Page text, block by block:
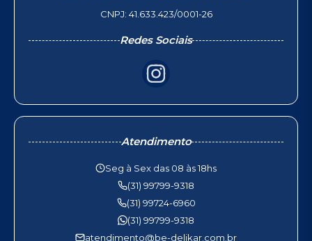
CNPJ: 41.633.423/0001-26
Redes Sociais
Atendimento
Seg à Sex das 08 às 18hs
(31) 99799-9318
(31) 99724-6960
(31) 99799-9318
atendimento@be-delikar.com.br